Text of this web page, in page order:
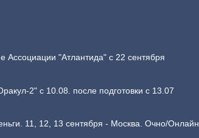
Ассоциации "Атлантида" с 22 сентября
2" с 10.08. после подготовки с 13.07
11, 12, 13 сентября - Москва. Очно/Онлайн